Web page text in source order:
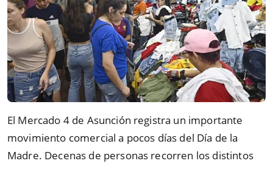
El Mercado 4 de Asunción registra un importante
movimiento comercial a pocos días del Día de la
Madre. Decenas de personas recorren los distintos